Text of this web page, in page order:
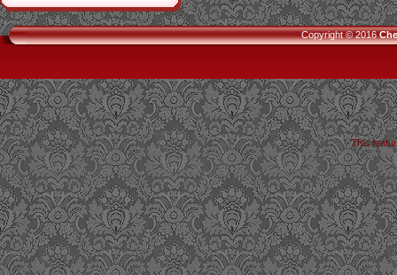
Copyright © 2016
This